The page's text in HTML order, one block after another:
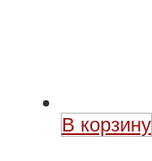
В корзину